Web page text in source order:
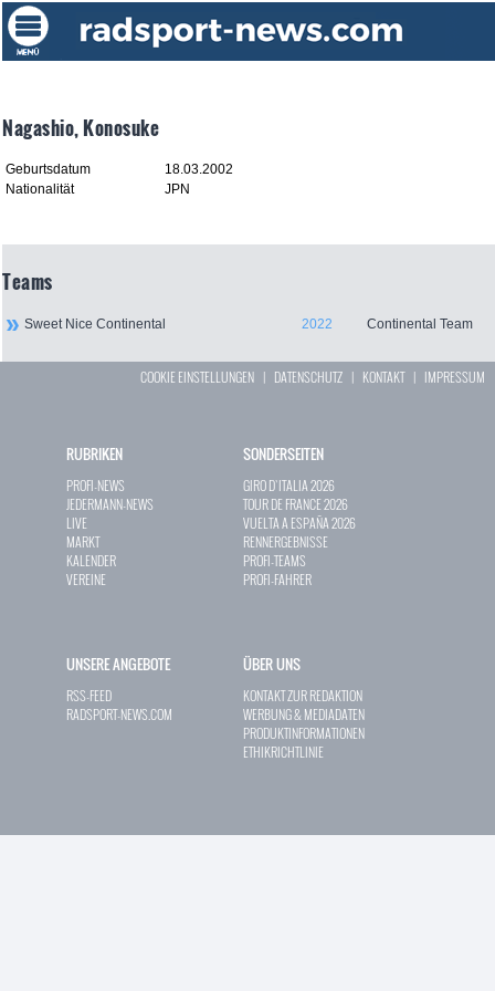
Nagashio, Konosuke
Geburtsdatum
18.03.2002
Nationalität
JPN
Teams
Sweet Nice Continental 2022 Continental Team
COOKIE EINSTELLUNGEN | DATENSCHUTZ | KONTAKT| IMPRESSUM
RUBRIKEN
PROFI-NEWS
JEDERMANN-NEWS
LIVE
MARKT
KALENDER
VEREINE
SONDERSEITEN
GIRO D`ITALIA 2026
TOUR DE FRANCE 2026
VUELTA A ESPAÑA 2026
RENNERGEBNISSE
PROFI-TEAMS
PROFI-FAHRER
UNSERE ANGEBOTE
RSS-FEED
RADSPORT-NEWS.COM
ÜBER UNS
KONTAKT ZUR REDAKTION
WERBUNG & MEDIADATEN
PRODUKTINFORMATIONEN
ETHIKRICHTLINIE